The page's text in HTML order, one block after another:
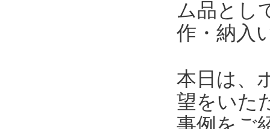
ム品とし
作・納入
本日は、
望をいた
事例をご